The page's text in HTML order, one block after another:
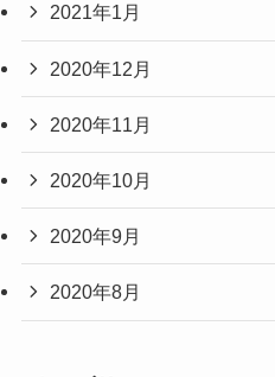
2021年1月
2020年12月
2020年11月
2020年10月
2020年9月
2020年8月